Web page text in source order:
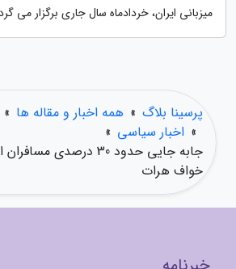
میزبانی ایران، خردادماه سال جاری برگزار می
پرسینا بلاگ » همه اخبار و مقاله ها »
» اخبار سیاسی »
جابه جایی حدود 30
خواف هرات